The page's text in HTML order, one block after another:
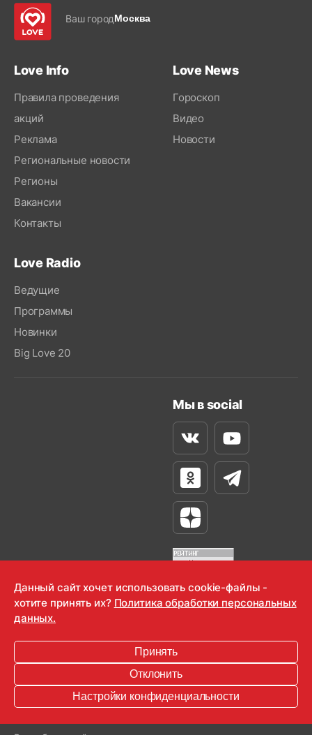
Ваш городМосква
Love Info
Правила проведения
акций
Реклама
Региональные новости
Регионы
Вакансии
Контакты
Love News
Гороскоп
Видео
Новости
Love Radio
Ведущие
Программы
Новинки
Big Love 20
Мы в social
ВконтактеYoutube
Одноклассники
Телеграм
Яндекс Дзен
OOO "Радио-Любовь" 2000-2026
Информация для правообладателей
Данный сайт хочет использовать cookie-файлы -
хотите принять их? Политика обработки персональных
данных.
Принять
Отклонить
Настройки конфиденциальности